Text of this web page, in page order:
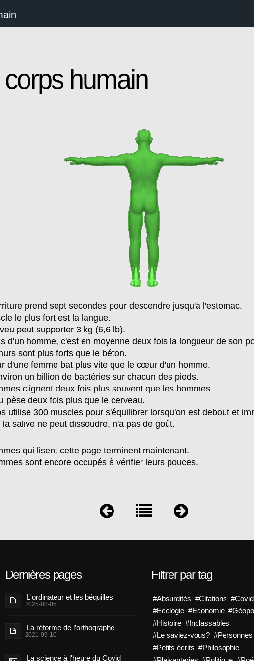
corps humain
prend sept secondes pour descendre jusqu'à l'estomac.
le plus fort est la langue.
peut supporter 3 kg (6,6 lb).
d'un homme, c'est en moyenne deux fois la longueur de son
sont plus forts que le béton.
d'une femme bat plus vite que le cœur d'un homme.
un billion de bactéries sur chacun des pieds.
clignent deux fois plus souvent que les hommes.
pèse deux fois plus que le cerveau.
utilise 300 muscles pour s'équilibrer lorsqu'on est debout et
la salive ne peut dissoudre, n'a pas de goût.
qui lisent cette page terminent maintenant.
sont encore occupés à vérifier leurs pouces.
Dernières pages
L'ordinateur et les béquilles
2025-08-05
La réforme de l’orthographe
2021-09-10
La science à l'heure du Covid
Filtrer par tag
#Absurdités #Citations #Covid
#Ecologie #Economie
#Histoire #Inclassables
#Le saviez-vous? #Personnes
#Petits écrits #Philosophie